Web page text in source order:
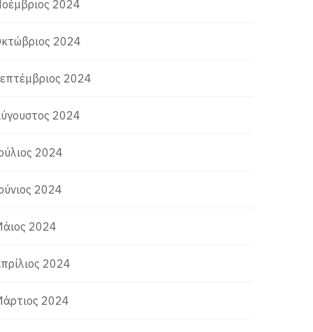
2024
2024
2024
2024
2024
2024
2024
2024
2024